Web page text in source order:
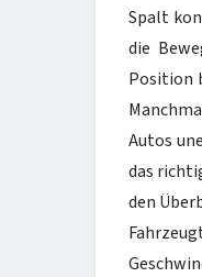
Spalt
die
Position
Autos
das
den